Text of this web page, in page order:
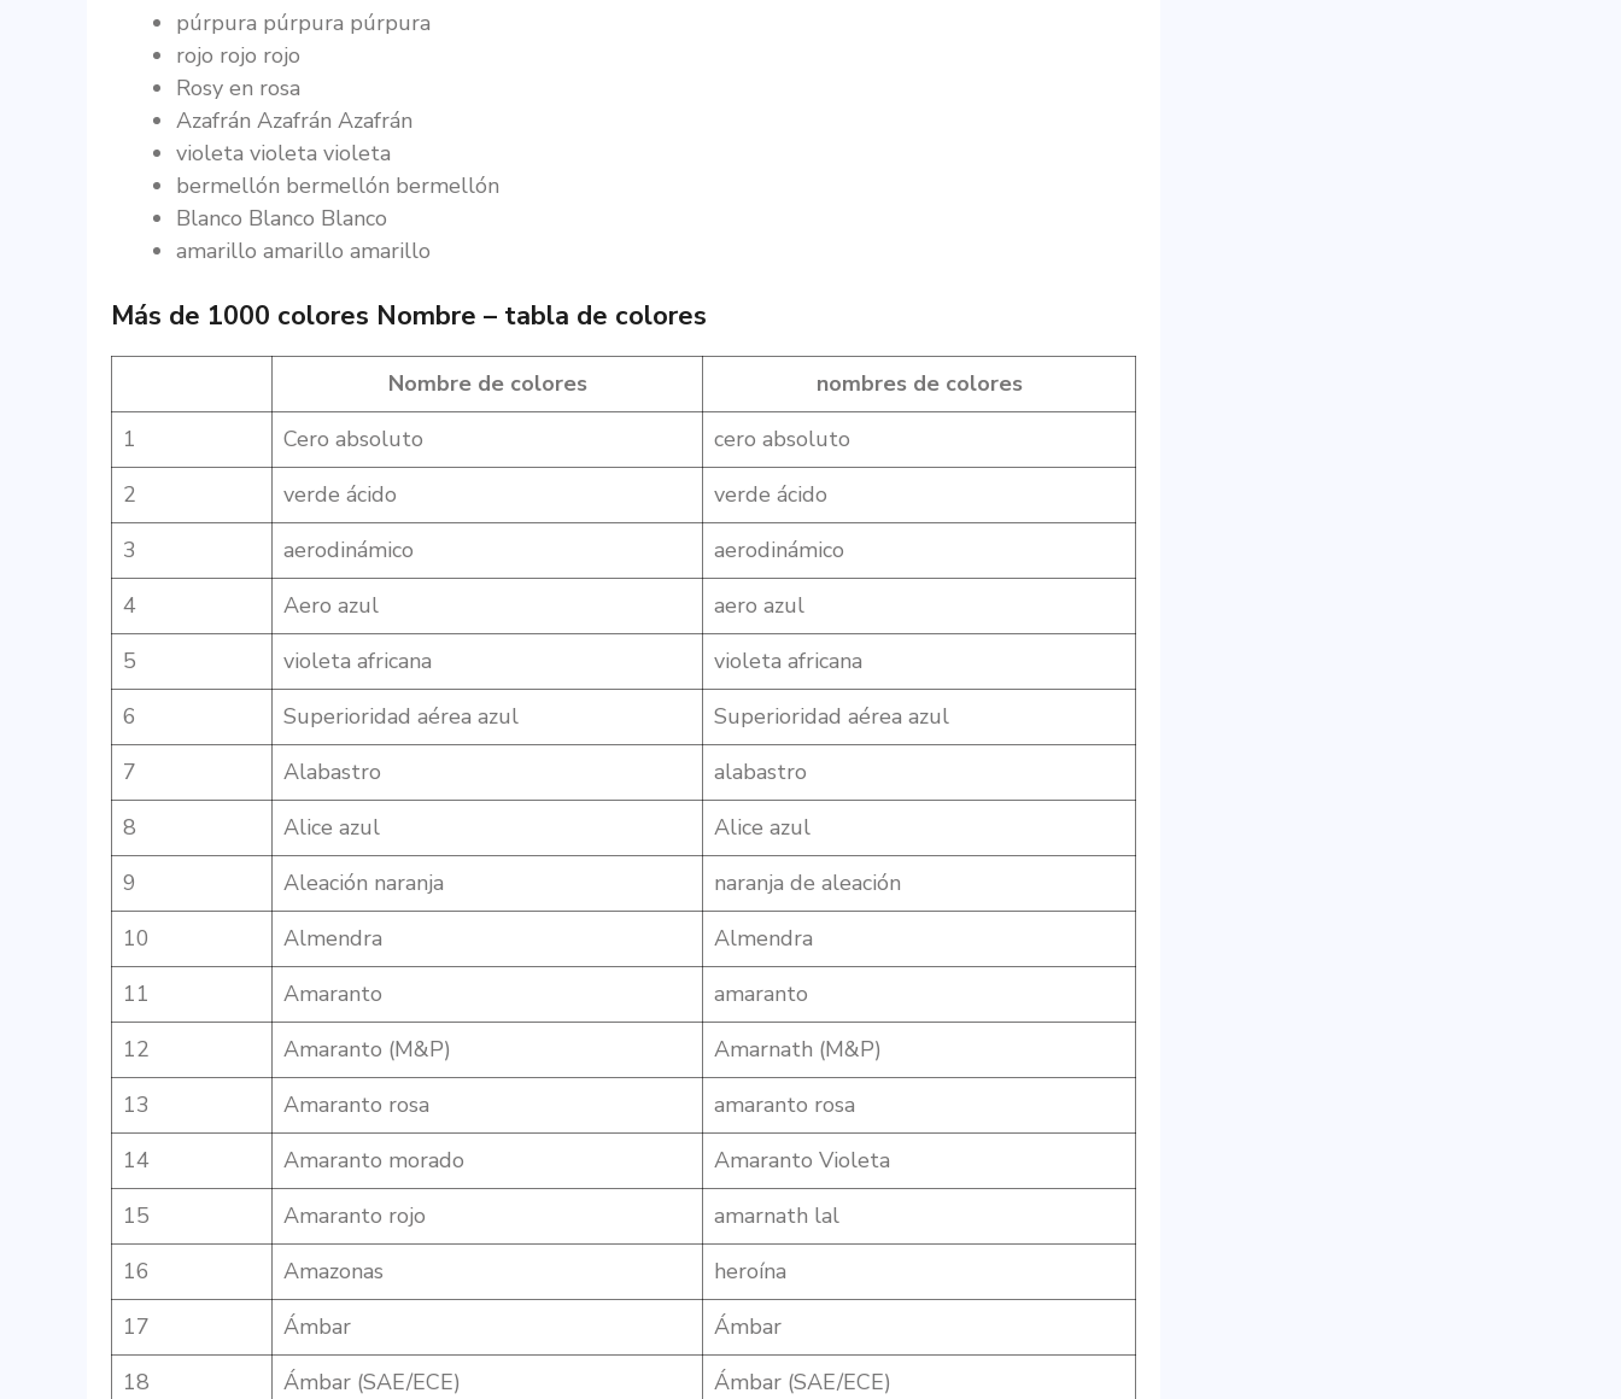
púrpura púrpura púrpura
rojo rojo rojo
Rosy en rosa
Azafrán Azafrán Azafrán
violeta violeta violeta
bermellón bermellón bermellón
Blanco Blanco Blanco
amarillo amarillo amarillo
Más de 1000 colores Nombre – tabla de colores
Nombre de colores
nombres de colores
1
Cero absoluto
cero absoluto
2
verde ácido
verde ácido
3
aerodinámico
aerodinámico
4
Aero azul
aero azul
5
violeta africana
violeta africana
6
Superioridad aérea azul
Superioridad aérea azul
7
Alabastro
alabastro
8
Alice azul
Alice azul
9
Aleación naranja
naranja de aleación
10
Almendra
Almendra
11
Amaranto
amaranto
12
Amaranto (M&P)
Amarnath (M&P)
13
Amaranto rosa
amaranto rosa
14
Amaranto morado
Amaranto Violeta
15
Amaranto rojo
amarnath lal
16
Amazonas
heroína
17
Ámbar
Ámbar
18
Ámbar (SAE/ECE)
Ámbar (SAE/ECE)